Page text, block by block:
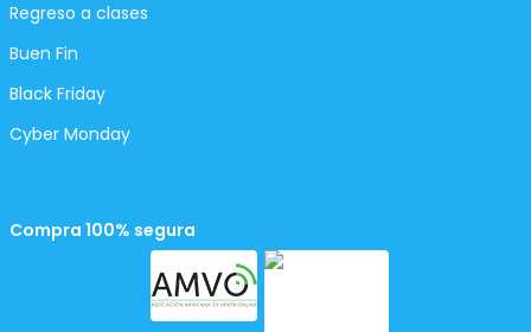
Regreso a clases
Buen Fin
Black Friday
Cyber Monday
Compra 100% segura